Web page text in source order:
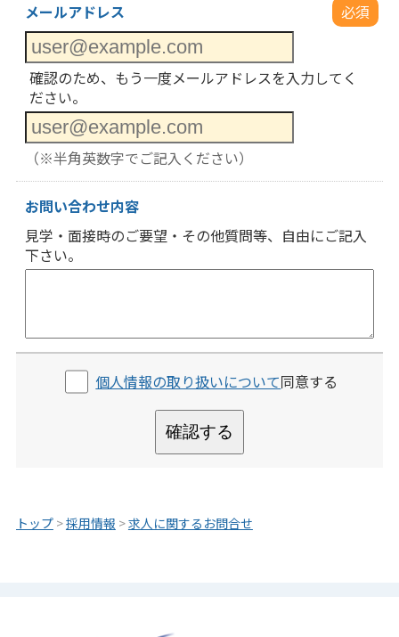
メールアドレス 必須
確認のため、もう一度メールアドレスを入力してく
ださい。
（※半角英数字でご記入ください）
お問い合わせ内容
見学・面接時のご要望・その他質問等、自由にご記入
下さい。
個人情報の取り扱いについて同意する
確認する
トップ >採用情報 >求人に関するお問合せ